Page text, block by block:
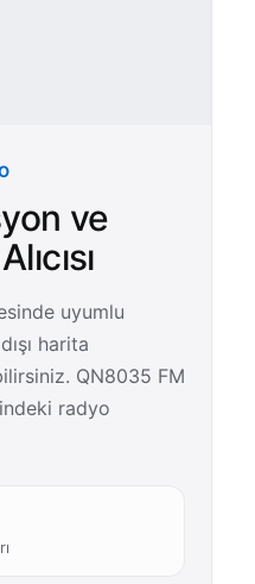
ve
uyumlu
harita
QN8035 FM
radyo